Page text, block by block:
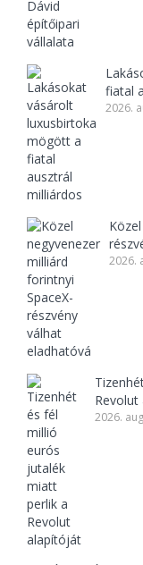
fiatal
2026.
2026.
2026.